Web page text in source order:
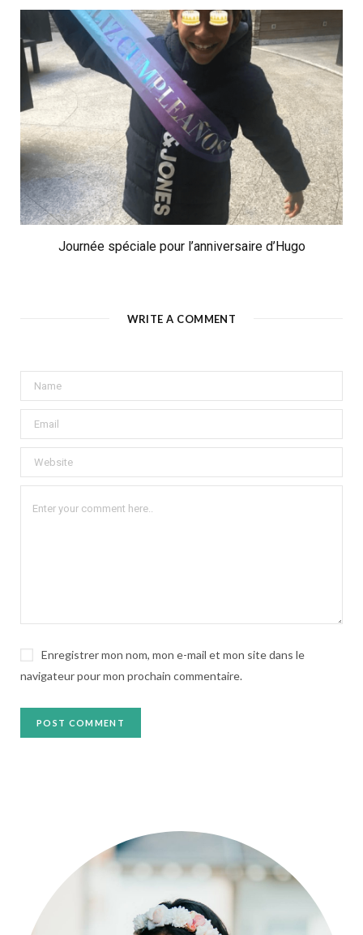
Journée spéciale pour l’anniversaire d’Hugo
WRITE A COMMENT
Enregistrer mon nom, mon e-mail et mon site dans le
navigateur pour mon prochain commentaire.